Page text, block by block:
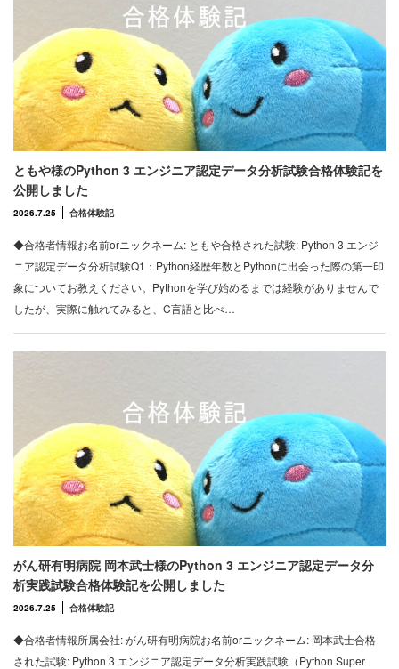
ともや様のPython 3 エンジニア認定データ分析試験合格体験記を
公開しました
2026.7.25 合格体験記
◆合格者情報お名前orニックネーム: ともや合格された試験: Python 3 エンジ
ニア認定データ分析試験Q1：Python経歴年数とPythonに出会った際の第一印
象についてお教えください。Pythonを学び始めるまでは経験がありませんで
したが、実際に触れてみると、C言語と比べ…
がん研有明病院 岡本武士様のPython 3 エンジニア認定データ分
析実践試験合格体験記を公開しました
2026.7.25 合格体験記
◆合格者情報所属会社: がん研有明病院お名前orニックネーム: 岡本武士合格
された試験: Python 3 エンジニア認定データ分析実践試験（Python Super